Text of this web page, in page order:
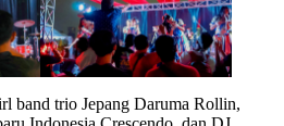
band trio Jepang Daruma Rollin,